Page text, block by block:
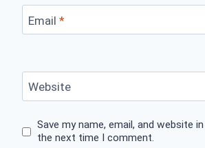
Email *
Website
Save my name, email, and website
the next time I comment.